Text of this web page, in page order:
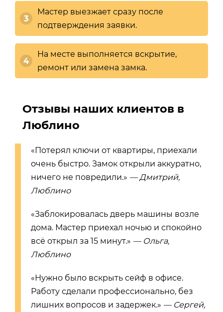
Мастер выезжает сразу после
подтверждения заявки.
На месте выполняется вскрытие,
ремонт или замена замка.
Отзывы наших клиентов в
Люблино
«Потерял ключи от квартиры, приехали
очень быстро. Замок открыли аккуратно,
ничего не повредили.» — Дмитрий,
Люблино
«Заблокировалась дверь машины возле
дома. Мастер приехал ночью и спокойно
всё открыл за 15 минут.» — Ольга,
Люблино
«Нужно было вскрыть сейф в офисе.
Работу сделали профессионально, без
лишних вопросов и задержек.» — Сергей,